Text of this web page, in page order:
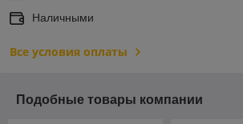
Наличными
Все условия оплаты
Подобные товары компании